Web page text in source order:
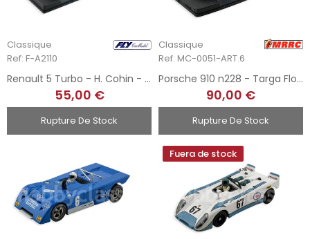
Classique
Ref: F-A2110
Renault 5 Turbo - H. Cohin - EuroCup 1983
55,00 €
Rupture De Stock
Classique
Ref: MC-0051-ART.6
Porsche 910 n228 - Targa Florio 1967
90,00 €
Rupture De Stock
Fuera de stock